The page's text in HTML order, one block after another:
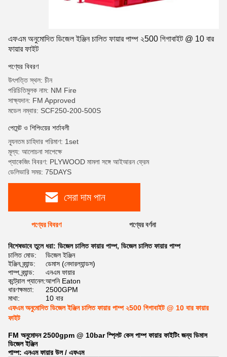
এফএম অনুমোদিত ডিজেল ইঞ্জিন চালিত ফায়ার পাম্প ২500 গিগাবাইট @ 10 বার
ফায়ার ফাইট
পণ্যের বিবরণ
উৎপত্তি স্থল: চীন
পরিচিতিমুলক নাম: NM Fire
সাক্ষ্যদান: FM Approved
মডেল নম্বার: SCF250-200-500S
পেমেন্ট ও শিপিংয়ের শর্তাবলী
ন্যূনতম চাহিদার পরিমাণ: 1set
মূল্য: আলোচনা সাপেক্ষে
প্যাকেজিং বিবরণ: PLYWOOD মামলা সঙ্গে আইআরন ফ্রেম
ডেলিভারি সময়: 75DAYS
সেরা দাম পান
পণ্যের বিবরণ পণ্যের বর্ণনা
বিশেষভাবে তুলে ধরা: ডিজেল চালিত ফায়ার পাম্প, ডিজেল চালিত ফায়ার পাম্প
চালিত মোড:
ডিজেল ইঞ্জিন
ইঞ্জিন ব্র্যান্ড:
ডেমাস (নেদারল্যান্ডস)
পাম্প ব্র্যান্ড:
এনএম ফায়ার
কন্ট্রোল প্যানেল:আপনি Eaton
ধারণক্ষমতা:
2500GPM
মাথা:
10 বার
এফএম অনুমোদিত ডিজেল ইঞ্জিন চালিত ফায়ার পাম্প ২500 গিগাবাইট @ 10 বার ফায়ার
ফাইট
FM অনুমোদন 2500gpm @ 10bar স্প্লিট কেস পাম্প ফায়ার ফাইটিং জন্য ডিমাস
ডিজেল ইঞ্জিন
পাম্প: এনএম ফায়ার উল / এফএম